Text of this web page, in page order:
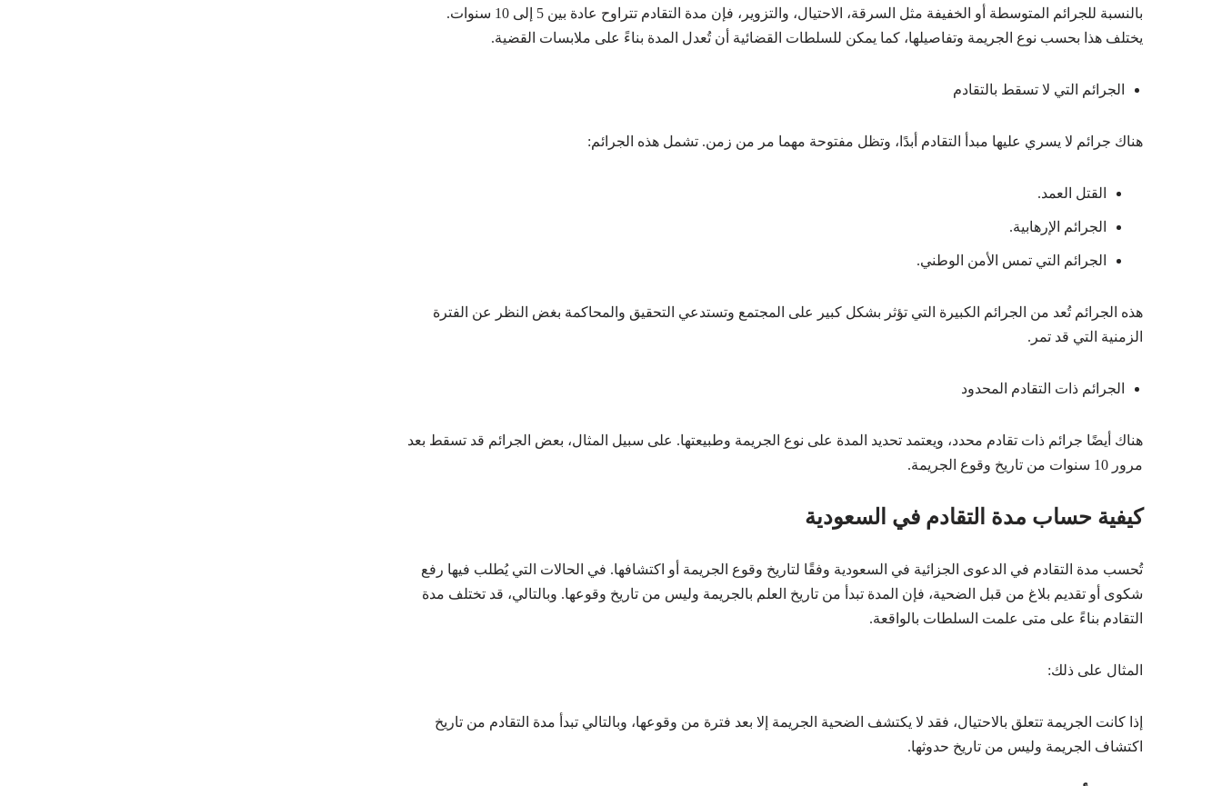
بالنسبة للجرائم المتوسطة أو الخفيفة مثل السرقة، الاحتيال، والتزوير، فإن مدة التقادم تتراوح عادة بين 5 إلى 10 سنوات.
يختلف هذا بحسب نوع الجريمة وتفاصيلها، كما يمكن للسلطات القضائية أن تُعدل المدة بناءً على ملابسات القضية.
الجرائم التي لا تسقط بالتقادم
هناك جرائم لا يسري عليها مبدأ التقادم أبدًا، وتظل مفتوحة مهما مر من زمن. تشمل هذه الجرائم:
القتل العمد.
الجرائم الإرهابية.
الجرائم التي تمس الأمن الوطني.
هذه الجرائم تُعد من الجرائم الكبيرة التي تؤثر بشكل كبير على المجتمع وتستدعي التحقيق والمحاكمة بغض النظر عن الفترة
الزمنية التي قد تمر.
الجرائم ذات التقادم المحدود
هناك أيضًا جرائم ذات تقادم محدد، ويعتمد تحديد المدة على نوع الجريمة وطبيعتها. على سبيل المثال، بعض الجرائم قد تسقط بعد
مرور 10 سنوات من تاريخ وقوع الجريمة.
كيفية حساب مدة التقادم في السعودية
تُحسب مدة التقادم في الدعوى الجزائية في السعودية وفقًا لتاريخ وقوع الجريمة أو اكتشافها. في الحالات التي يُطلب فيها رفع
شكوى أو تقديم بلاغ من قبل الضحية، فإن المدة تبدأ من تاريخ العلم بالجريمة وليس من تاريخ وقوعها. وبالتالي، قد تختلف مدة
التقادم بناءً على متى علمت السلطات بالواقعة.
المثال على ذلك:
إذا كانت الجريمة تتعلق بالاحتيال، فقد لا يكتشف الضحية الجريمة إلا بعد فترة من وقوعها، وبالتالي تبدأ مدة التقادم من تاريخ
اكتشاف الجريمة وليس من تاريخ حدوثها.